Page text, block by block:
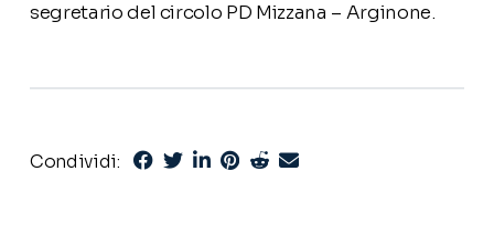
segretario del circolo PD Mizzana – Arginone.
Condividi: